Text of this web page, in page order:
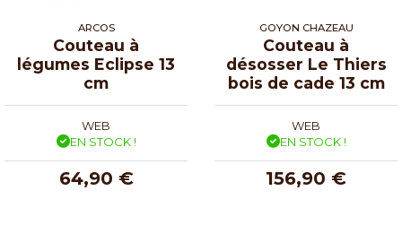
ARCOS
Couteau à
légumes Eclipse 13
cm
WEB
EN STOCK !
64,90 €
GOYON CHAZEAU
Couteau à
désosser Le Thiers
bois de cade 13 cm
WEB
EN STOCK !
156,90 €